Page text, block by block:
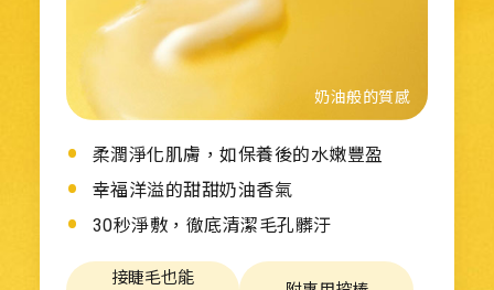
奶油般的質感
柔潤淨化肌膚，如保養後的水嫩豐盈
幸福洋溢的甜甜奶油香氣
30秒淨敷，徹底清潔毛孔髒汙
接睫毛也能